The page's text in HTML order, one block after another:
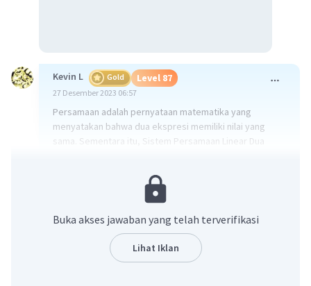
Kevin L Gold Level 87
27 Desember 2023 06:57
Persamaan adalah pernyataan matematika yang
menyatakan bahwa dua ekspresi memiliki nilai yang
sama. Sementara itu, Sistem Persamaan Linear Dua
dan kita mencari nilai variabel tersebut sehingga
memenuhi semua persamaan dalam sistem.
0.0(0) Balas
Buka akses jawaban yang telah terverifikasi
Lihat Iklan